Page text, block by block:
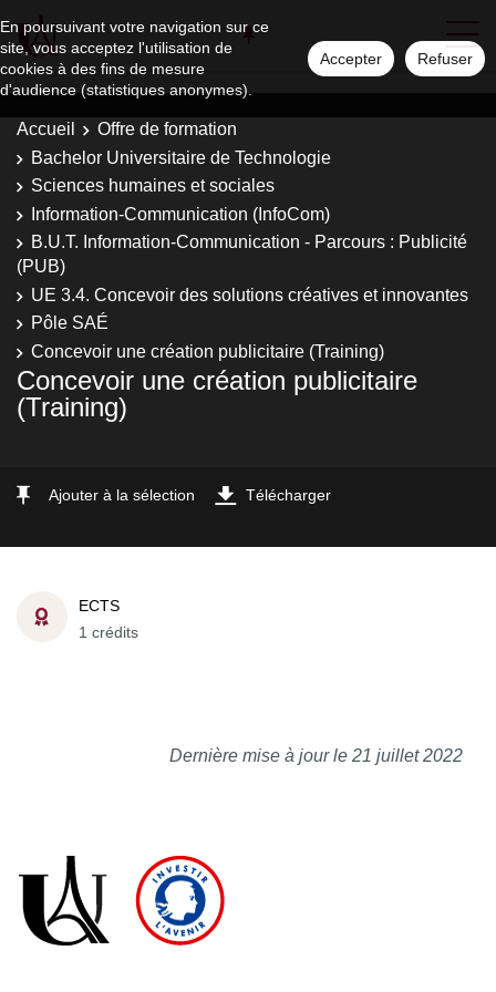
En poursuivant votre navigation sur ce
site, vous acceptez l'utilisation de
cookies à des fins de mesure
d'audience (statistiques anonymes).
Accepter Refuser
Accueil
Offre de formation
Bachelor Universitaire de Technologie
Sciences humaines et sociales
Information-Communication (InfoCom)
B.U.T. Information-Communication - Parcours : Publicité
(PUB)
UE 3.4. Concevoir des solutions créatives et innovantes
Pôle SAÉ
Concevoir une création publicitaire (Training)
Concevoir une création publicitaire
(Training)
Ajouter à la sélection Télécharger
ECTS
1 crédits
Dernière mise à jour le 21 juillet 2022